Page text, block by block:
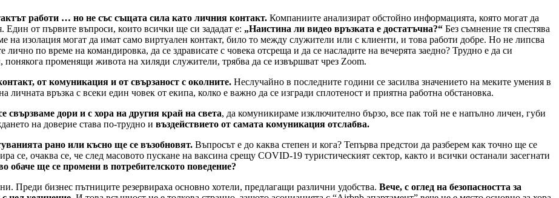
работи … но не със същата сила като личния контакт. Компаниите анализират обстойно информацията, която могат да
Един от първите въпроси, които всички ще си зададат е: „Наистина ли видео връзката е достатъчна?“ Без съмнение тя спестява
на изолация могат да имат само виртуален контакт, било то между служители или с клиенти, и това работи добре. Но не липсва
по време на командировка, да се здрависате с човека отсреща и да се насладите на вечерята заедно? Трудно е да си
променящи живота на хиляди служители, трябва да се извършват чрез Zoom.
от комуникация и от свързаност с околните. Неслучайно в последните години се засилва значението на меките умения в
връзка с всеки един човек от екипа, колко е важно да се изгради сплотеност и приятна работна обстановка.
свързваме дори и с хора на другия край на света, да комуникираме изключително бързо, все пак той не е напълно личен, губи
на доверие става по-трудно и въздействието от самата комуникация отслабва.
рано или късно ще се възобновят. Въпросът е до каква степен и кога? Тепърва предстои да разберем как точно ще се
се, очаква се, че след масовото пускане на ваксина срещу COVID-19 туристическият сектор, както и всички останали засегнати
обаче ще се промени в потребителското поведение?
Преди бизнес пътниците резервираха основно хотели, предлагащи различни удобства. Вече, с оглед на безопасността за